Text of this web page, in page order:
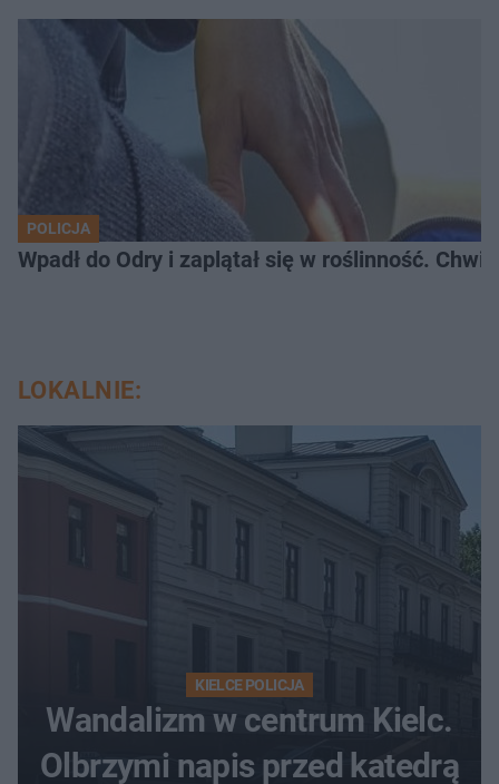
POLICJA
Wpadł do Odry i zaplątał się w roślinność.
LOKALNIE:
KIELCE POLICJA
Wandalizm w centrum Kielc.
Olbrzymi napis przed katedrą